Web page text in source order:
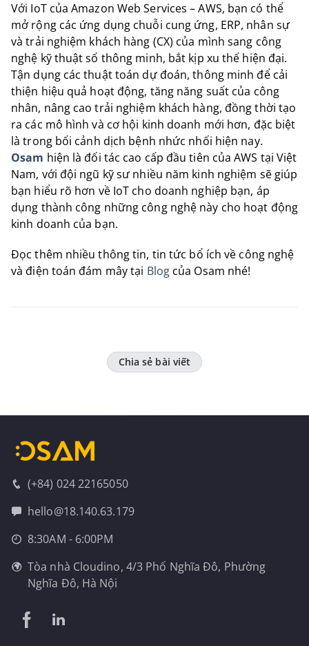
Với IoT của Amazon Web Services – AWS, bạn có thể
mở rộng các ứng dụng chuỗi cung ứng, ERP, nhân sự
và trải nghiệm khách hàng (CX) của mình sang công
nghệ kỹ thuật số thông minh, bắt kịp xu thế hiện đại.
Tận dụng các thuật toán dự đoán, thông minh để cải
thiện hiệu quả hoạt động, tăng năng suất của công
nhân, nâng cao trải nghiệm khách hàng, đồng thời tạo
ra các mô hình và cơ hội kinh doanh mới hơn, đặc biệt
là trong bối cảnh dịch bệnh nhức nhối hiện nay.
Osam hiện là đối tác cao cấp đầu tiên của AWS tại Việt
Nam, với đội ngũ kỹ sư nhiều năm kinh nghiệm sẽ giúp
bạn hiểu rõ hơn về IoT cho doanh nghiệp bạn, áp
dụng thành công những công nghệ này cho hoạt động
kinh doanh của bạn.
Đọc thêm nhiều thông tin, tin tức bổ ích về công nghệ
và điện toán đám mây tại Blogcủa Osam nhé!
Chia sẻ bài viết
(+84) 024 22165050
hello@18.140.63.179
8:30AM - 6:00PM
Tòa nhà Cloudino, 4/3 Phố Nghĩa Đô, Phường
Nghĩa Đô, Hà Nội